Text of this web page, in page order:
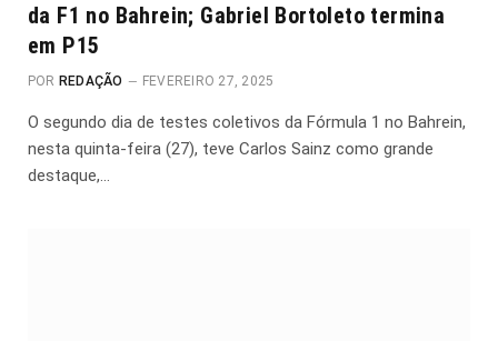
da F1 no Bahrein; Gabriel Bortoleto termina
em P15
POR REDAÇÃO FEVEREIRO 27, 2025
O segundo dia de testes coletivos da Fórmula 1 no Bahrein,
nesta quinta-feira (27), teve Carlos Sainz como grande
destaque,…